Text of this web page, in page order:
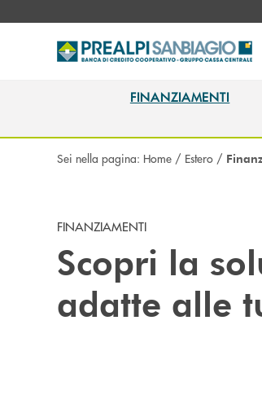
FINANZIAMENTI
Sei nella pagina: Home / Estero /
FINANZIAMENTI
Scopri la
adatte alle